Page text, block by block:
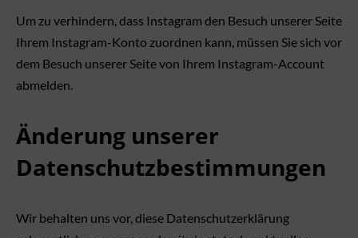
Um zu verhindern, dass Instagram den Besuch unserer Seite
Ihrem Instagram-Konto zuordnen kann, müssen Sie sich vor
dem Besuch unserer Seite von Ihrem Instagram-Account
abmelden.
Änderung unserer
Datenschutzbestimmungen
Wir behalten uns vor, diese Datenschutzerklärung